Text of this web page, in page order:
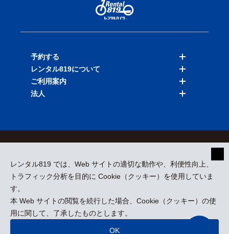
レンタル819 では、Web サイトの適切な動作や、利便性向上、
トラフィック分析を目的に Cookie（クッキー）を使用していま
す。
本 Web サイトの閲覧を続行した場合、Cookie（クッキー）の使
用に関して、了承したものとします。
OK
予約する
バイクを探す
店舗を探す
レンタル819について
料金表
ご利用案内
法人
採用情報
プレスリリース
kizuki Rental Service © All Rights Reserved.